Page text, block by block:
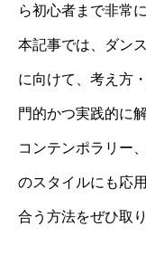
ら初心者まで非常
本記事では、ダン
に向けて、考え方
門的かつ実践的に
コンテンポラリー
のスタイルにも応
合う方法をぜひ取